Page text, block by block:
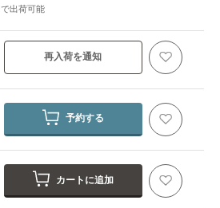
で出荷可能
再入荷を通知
予約する
カートに追加